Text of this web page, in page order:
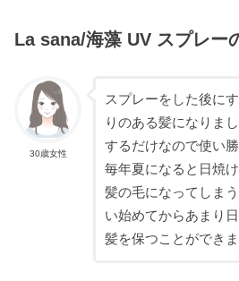
La sana/海藻 UV スプレー
30歳女性
スプレーをした後に
りのある髪になりま
するだけなので使い
毎年夏になると日焼
髪の毛になってしま
い始めてからあまり
髪を保つことができま